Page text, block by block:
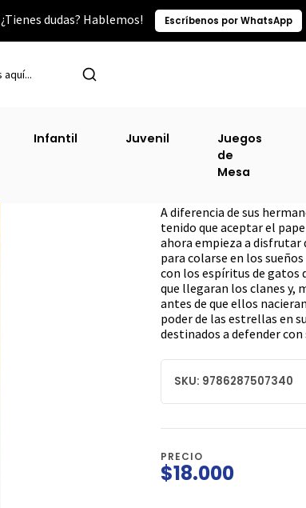
¿Tienes dudas? Hablemos! Escríbenos por WhatsApp
Infantil Juvenil
Juegos
de
Mesa
Rio Oscuro -
A diferencia de sus
tenido que aceptar el
ahora empieza a disfrutar
para colarse en los
con los espíritus de gatos
que llegaran los clanes y,
antes de que ellos
poder de las estrellas en
destinados a defender con
SKU: 9786287507340
PRECIO
$18.000